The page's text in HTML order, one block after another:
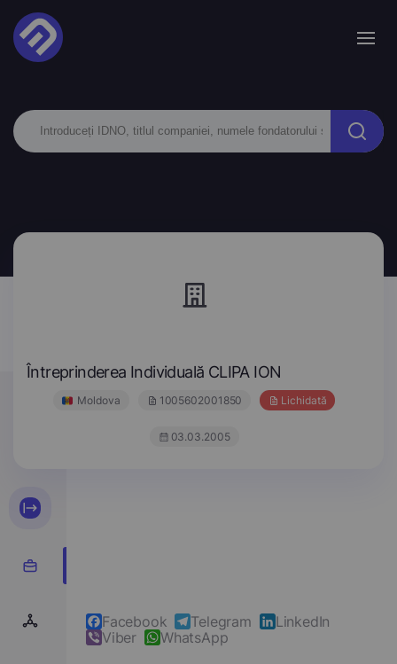
Întreprinderea Individuală CLIPA ION
Moldova 1005602001850 Lichidată
03.03.2005
Facebook Telegram
LinkedIn
Viber
WhatsApp